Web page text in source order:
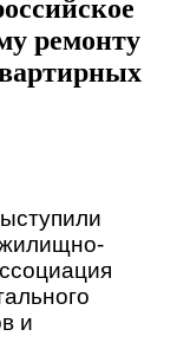
ремонту
жилищно-
и